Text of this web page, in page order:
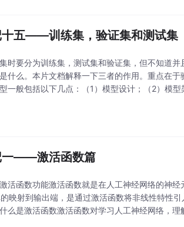
十五——训练集，验证集和测试集
时要分为训练集，测试集和验证集，但不知道
什么。本片文档解释一下三者的作用。重点在
一般包括以下几点：（1）模型设计；（2）模型
一——激活函数篇
活函数功能激活函数就是在人工神经网络的神
映射到输出端，是通过激活函数将非线性特性
么是激活函数激活函数对学习人工神经网络，